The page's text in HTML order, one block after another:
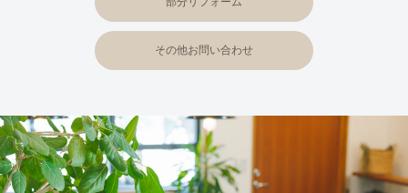
その他お問い合わせ